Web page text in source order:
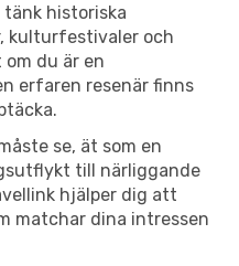
tänk historiska
kulturfestivaler och
du är en
erfaren resenär finns
se, ät som en
till närliggande
hjälper dig att
matchar dina intressen